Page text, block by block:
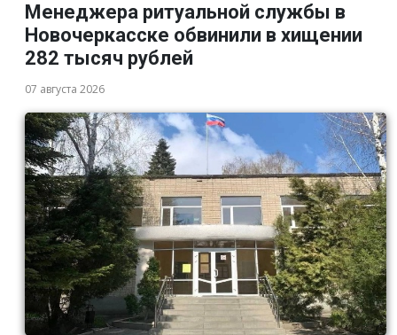
Менеджера ритуальной службы в
Новочеркасске обвинили в хищении
282 тысяч рублей
07 августа 2026